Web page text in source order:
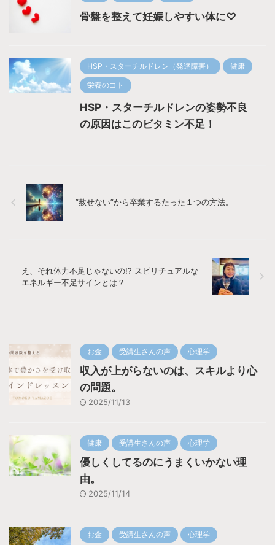
骨盤を整えて妊娠しやすい体に♡
HSP・スターチルドレン（発達障害） 健康
栄養のコト
HSP・スターチルドレンの姿勢不良
の原因はこのビタミン不足！
”赦せない”から卒業するたった１つの方法。
え、それ体力不足じゃないの!? スピリチュアルな
エネルギー不足サインとは？
お金 受講生さんの声 心理学
収入が上がらないのは、スキルより心
の問題。
2025/11/13
健康 受講生さんの声 心理学
優しくしてるのにうまくいかない理
由。
2025/11/14
お金 受講生さんの声 心理学